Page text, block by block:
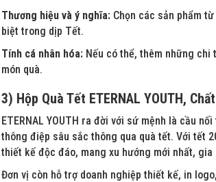
Thương hiệu và ý nghĩa:Chọn các sản phẩm
biệt trong dịp Tết.
Tính cá nhân hóa:Nếu có thể, thêm những chi
món quà.
3) Hộp Quà Tết ETERNAL YOUTH,
ETERNAL YOUTH ra đời với sứ mệnh là cầu
thông điệp sâu sắc thông qua quà tết. Với tết
thiết kế độc đáo, mang xu hướng mới nhất,
Đơn vị còn hỗ trợ doanh nghiệp thiết kế, in